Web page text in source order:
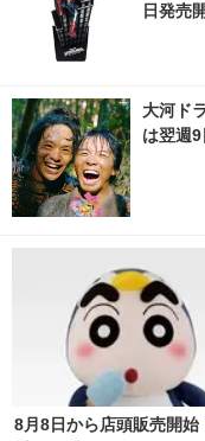
日発売
大河ド
は翌週
8月8日から店頭販売開始